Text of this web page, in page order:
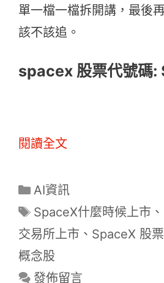
單一檔一檔拆開講，最後
該不該追。
spacex 股票代號碼:
閱讀全文
分
類
AI資訊
標
籤
SpaceX什麼時候上市 、
交易所上市 、 SpaceX 股
概念股
發佈留言